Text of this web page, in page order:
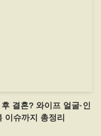
결혼? 와이프 얼굴·인
이슈까지 총정리